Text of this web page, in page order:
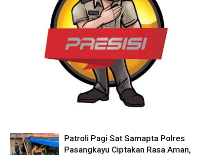
Patroli Pagi Sat Samapta Polres
Pasangkayu Ciptakan Rasa Aman,